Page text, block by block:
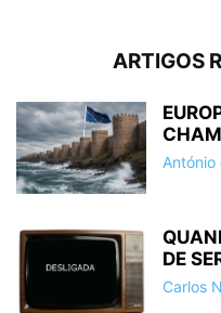
ARTIGOS
António
DE
Carlos